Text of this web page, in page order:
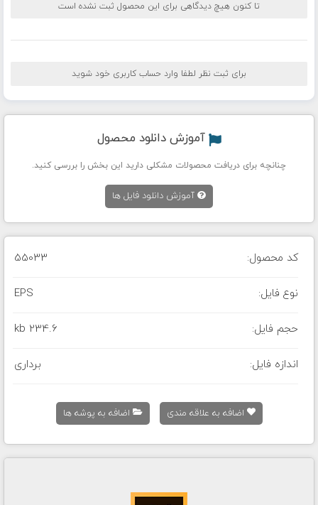
تا کنون هیچ دیدگاهی برای این محصول ثبت نشده است
برای ثبت نظر لطفا وارد حساب کاربری خود شوید
آموزش دانلود محصول
چنانچه برای دریافت محصولات مشکلی دارید این بخش را بررسی کنید.
آموزش دانلود فایل ها
کد محصول: 55033
نوع فایل: EPS
حجم فایل: 234.6 kb
اندازه فایل: برداری
اضافه به علاقه مندی اضافه به پوشه ها